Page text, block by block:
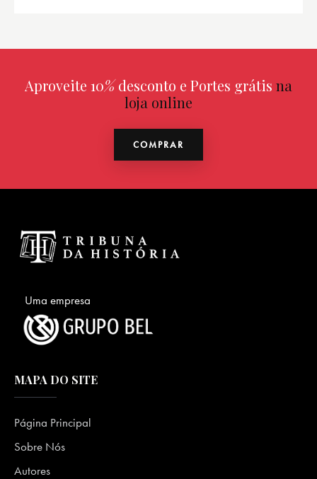
Aproveite 10%desconto e Portes grátis na
loja online
COMPRAR
Uma empresa
MAPA DO SITE
Página Principal
Sobre Nós
Autores